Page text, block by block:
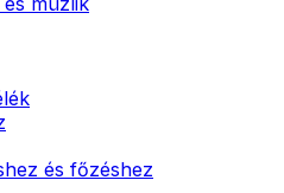
és főzéshez